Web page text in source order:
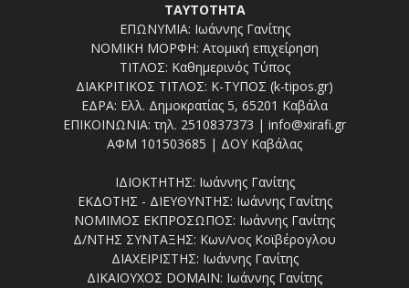
ΤΑΥΤΟΤΗΤΑ
ΕΠΩΝΥΜΙΑ: Ιωάννης Γανίτης
ΝΟΜΙΚΗ ΜΟΡΦΗ: Ατομική επιχείρηση
ΤΙΤΛΟΣ: Καθημερινός Τύπος
ΔΙΑΚΡΙΤΙΚΟΣ ΤΙΤΛΟΣ: Κ-ΤΥΠΟΣ (k-tipos.gr)
ΕΔΡΑ: Ελλ. Δημοκρατίας 5, 65201 Καβάλα
ΕΠΙΚΟΙΝΩΝΙΑ: τηλ. 2510837373 | info@xirafi.gr
ΑΦΜ 101503685 | ΔΟΥ Καβάλας
ΙΔΙΟΚΤΗΤΗΣ: Ιωάννης Γανίτης
ΕΚΔΟΤΗΣ - ΔΙΕΥΘΥΝΤΗΣ: Ιωάννης Γανίτης
ΝΟΜΙΜΟΣ ΕΚΠΡΟΣΩΠΟΣ: Ιωάννης Γανίτης
Δ/ΝΤΗΣ ΣΥΝΤΑΞΗΣ: Κων/νος Κοϊβέρογλου
ΔΙΑΧΕΙΡΙΣΤΗΣ: Ιωάννης Γανίτης
ΔΙΚΑΙΟΥΧΟΣ DOMAIN: Ιωάννης Γανίτης